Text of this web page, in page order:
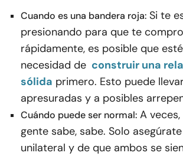
Cuando es una bandera roja: Si te
presionando para que te
rápidamente, es posible que
necesidad de construir una
sólida primero. Esto puede
apresuradas y a posibles
Cuándo puede ser normal: A
gente sabe, sabe. Solo
unilateral y de que ambos se